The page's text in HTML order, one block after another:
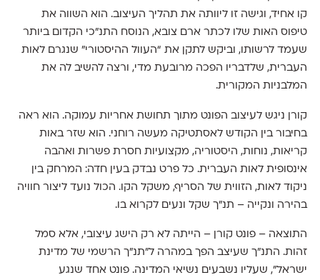
קו אחיד, וגישה זו ליוותה את תהליך העיצוב. הוא השווה את
טיפוס האות שלו לכתר ארם צובא, הנוסח התנ"כי הקדום ביותר
שעמד לרשותו, וביקש לתקן את “העוול ההיסטורי” שנגרם לאות
העברית, שלדבריו הפכה מרובעת מדי, ורצה להשיב לה את
המלבניות המקורית.
קורן ניגש לעיצוב הפונט מתוך תחושת אחריות עמוקה. הוא ראה
בחיבור בין הקודש לאסתטיקה מעשה רוחני. הוא שזר באות
קריאות, נוחות, היסטוריה, מקצועיות חסרת פשרות ואהבה
אינסופית לאות העברית. כל פרט נבדק בעין חדה: המרחק בין
ניקוד לאות, הזווית של הסריף, משקל הקו. הכול נועד ליצור חוויה
בהירה ונקייה – תנ"ך שקל ונעים לקרוא בו.
התוצאה – פונט קורן – הייתה לא רק הישג עיצובי, אלא סמל
זהות. התנ״ך שעיצב הפך במהרה ל"תנ״ך הרשמי של מדינת
ישראל", שעליו נשבעים נשיאי המדינה. פונט אחד שנגע